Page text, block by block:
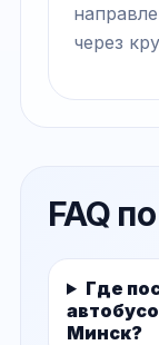
через
FAQ
Где
Минск?